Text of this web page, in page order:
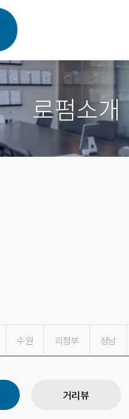
로펌소개
수원 의정부 성남
거리뷰